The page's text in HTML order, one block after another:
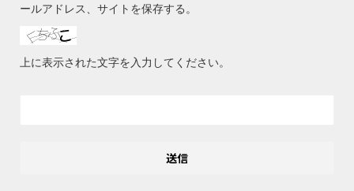
ールアドレス、サイトを保存する。
上に表示された文字を入力してください。